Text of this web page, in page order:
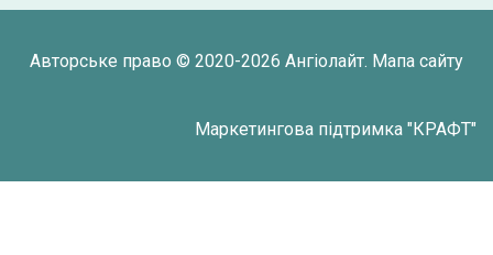
Авторське право © 2020-2026 Ангіолайт. Мапа сайту
Маркетингова підтримка " КРАФТ"